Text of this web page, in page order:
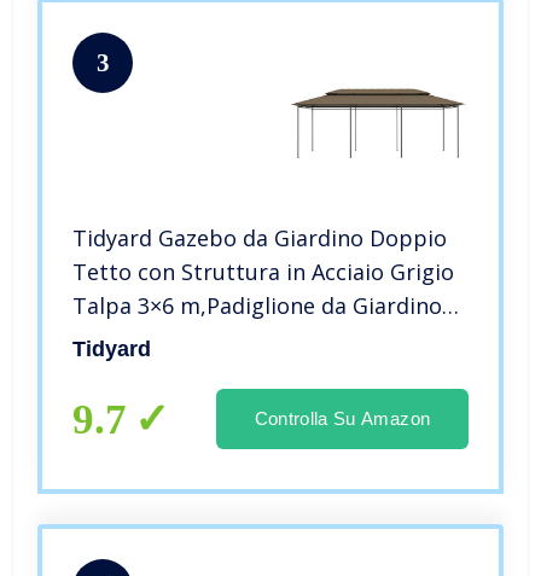
3
Tidyard Gazebo da Giardino Doppio
Tetto con Struttura in Acciaio Grigio
Talpa 3×6 m,Padiglione da Giardino
con Struttura in Acciaio,Gazebo
3×6 m
Tidyard
9.7 Controlla Su Amazon